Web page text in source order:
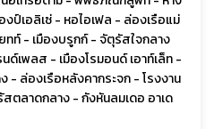
ป์เอลิเซ่ - หอไอเฟล - ล่องเรือแม่
ท์ - เมืองบรูกก์ - จัตุรัสใจกลาง
ด์เพลส - เมืองโรมอนด์ เอาท์เล็ท -
ล่องเรือหลังคากระจก - โรงงาน
สตลาดกลาง - กังหันลมเดอ อาเด